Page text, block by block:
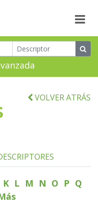
VOLVER ATRÁS
K L M N O P Q